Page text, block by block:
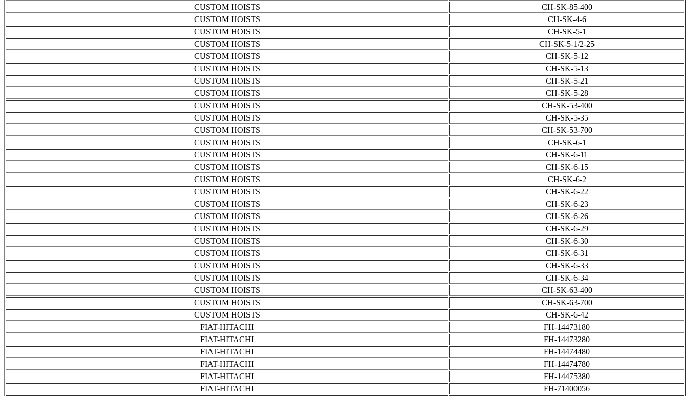
CUSTOM HOISTS
CH-SK-85-400
CUSTOM HOISTS
CH-SK-4-6
CUSTOM HOISTS
CH-SK-5-1
CUSTOM HOISTS
CH-SK-5-1/2-25
CUSTOM HOISTS
CH-SK-5-12
CUSTOM HOISTS
CH-SK-5-13
CUSTOM HOISTS
CH-SK-5-21
CUSTOM HOISTS
CH-SK-5-28
CUSTOM HOISTS
CH-SK-53-400
CUSTOM HOISTS
CH-SK-5-35
CUSTOM HOISTS
CH-SK-53-700
CUSTOM HOISTS
CH-SK-6-1
CUSTOM HOISTS
CH-SK-6-11
CUSTOM HOISTS
CH-SK-6-15
CUSTOM HOISTS
CH-SK-6-2
CUSTOM HOISTS
CH-SK-6-22
CUSTOM HOISTS
CH-SK-6-23
CUSTOM HOISTS
CH-SK-6-26
CUSTOM HOISTS
CH-SK-6-29
CUSTOM HOISTS
CH-SK-6-30
CUSTOM HOISTS
CH-SK-6-31
CUSTOM HOISTS
CH-SK-6-33
CUSTOM HOISTS
CH-SK-6-34
CUSTOM HOISTS
CH-SK-63-400
CUSTOM HOISTS
CH-SK-63-700
CUSTOM HOISTS
CH-SK-6-42
FIAT-HITACHI
FH-14473180
FIAT-HITACHI
FH-14473280
FIAT-HITACHI
FH-14474480
FIAT-HITACHI
FH-14474780
FIAT-HITACHI
FH-14475380
FIAT-HITACHI
FH-71400056